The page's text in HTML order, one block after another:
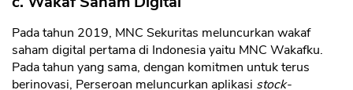
Pada tahun 2019, MNC Sekuritas meluncurkan wakaf
saham digital pertama di Indonesia yaitu MNC Wakafku.
Pada tahun yang sama, dengan komitmen untuk terus
berinovasi, Perseroan meluncurkan aplikasi stock-